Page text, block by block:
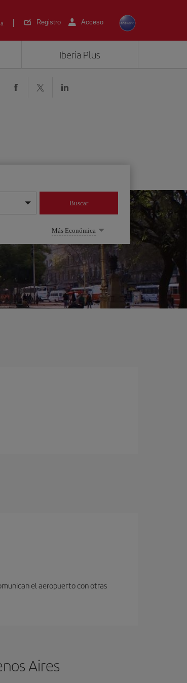
Registro Acceso
Iberia Plus
Buscar
Más Económica
el aeropuerto con otras
Aires